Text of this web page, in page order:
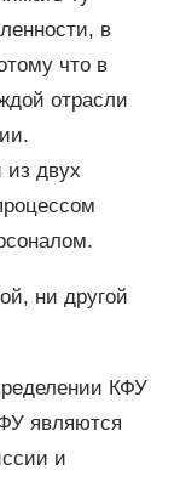
в
что в
отрасли
из двух
ни другой
КФУ
являются
и